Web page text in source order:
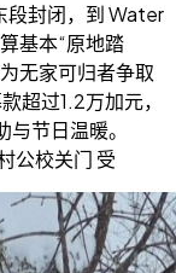
段封闭，到 Water
基本“原地踏
无家可归者争取
超过1.2万加元，
节日温暖。
公校关门 受